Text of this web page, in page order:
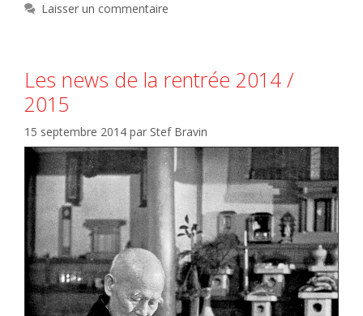
Laisser un commentaire
Les news de la rentrée 2014 /
2015
15 septembre 2014 par Stef Bravin